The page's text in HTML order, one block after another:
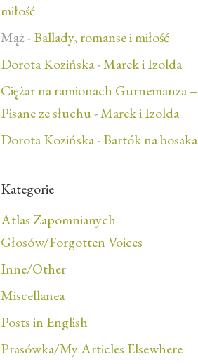
miłość
Mąż-Ballady, romanse i miłość
Dorota Kozińska-Marek i Izolda
Ciężar na ramionach Gurnemanza –
Pisane ze słuchu-Marek i Izolda
Dorota Kozińska-Bartók na bosaka
Kategorie
Atlas Zapomnianych
Głosów/Forgotten Voices
Inne/Other
Miscellanea
Posts in English
Prasówka/My Articles Elsewhere